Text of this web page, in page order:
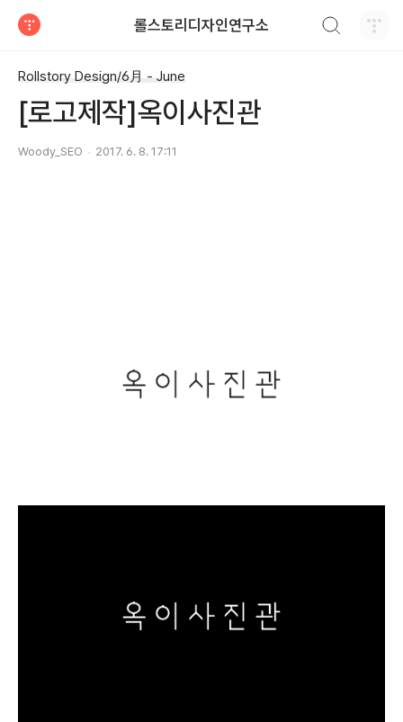
롤스토리디자인연구소
Rollstory Design/6月 - June
[로고제작]옥이사진관
Woody_SEO 2017. 6. 8. 17:11